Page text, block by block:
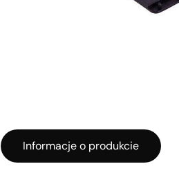
Informacje o produkcie